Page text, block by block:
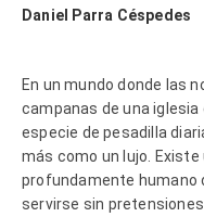
Daniel Parra Céspedes
En un mundo donde las
campanas de una
especie de pesadilla
más como un lujo.
profundamente humano
servirse sin